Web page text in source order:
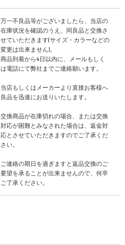
万一不良品等がございましたら、当店の
在庫状況を確認のうえ、同良品と交換さ
せていただきます(サイズ・カラーなどの
変更は出来ません)。
商品到着から4日以内に、メールもしく
は電話にて弊社までご連絡願います。
当店もしくはメーカーより直接お客様へ
良品を迅速にお送りいたします。
交換商品が在庫切れの場合、または交換
対応が困難とみなされた場合は、返金対
応とさせていただきますのでご了承くだ
さい。
ご連絡の期日を過ぎますと返品交換のご
要望を承ることが出来ませんので、何卒
ご了承ください。